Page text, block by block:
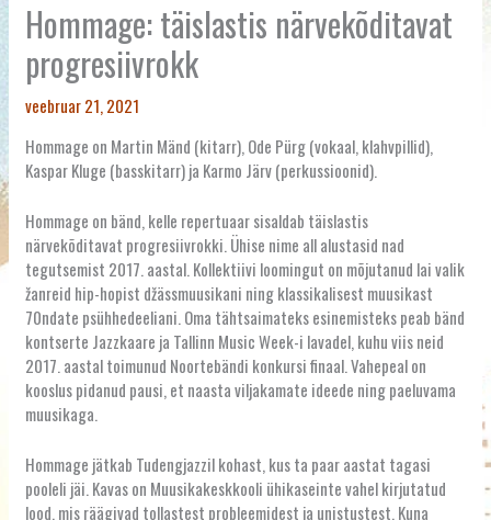
Hommage: täislastis närvekõditavat
progresiivrokk
veebruar 21, 2021
Hommage on Martin Mänd (kitarr), Ode Pürg (vokaal, klahvpillid),
Kaspar Kluge (basskitarr) ja Karmo Järv (perkussioonid).
Hommage on bänd, kelle repertuaar sisaldab täislastis
närvekõditavat progresiivrokki. Ühise nime all alustasid nad
tegutsemist 2017. aastal. Kollektiivi loomingut on mõjutanud lai valik
žanreid hip-hopist džässmuusikani ning klassikalisest muusikast
70ndate psühhedeeliani. Oma tähtsaimateks esinemisteks peab bänd
kontserte Jazzkaare ja Tallinn Music Week-i lavadel, kuhu viis neid
2017. aastal toimunud Noortebändi konkursi finaal. Vahepeal on
kooslus pidanud pausi, et naasta viljakamate ideede ning paeluvama
muusikaga.
Hommage jätkab Tudengjazzil kohast, kus ta paar aastat tagasi
pooleli jäi. Kavas on Muusikakeskkooli ühikaseinte vahel kirjutatud
lood, mis räägivad tollastest probleemidest ja unistustest. Kuna